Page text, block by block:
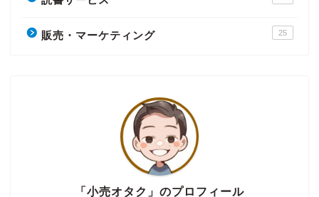
販売・マーケティング 25
「小売オタク」のプロフィール